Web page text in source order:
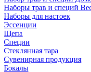
Наборы трав и специй
Наборы для настоек
Эссенции
Щепа
Специи
Стеклянная тара
Сувенирная продукция
Бокалы